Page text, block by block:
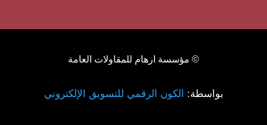
© مؤسسة ارهام للمقاولات العامة
بواسطة: الكون الرقمي للتسويق الإلكتروني